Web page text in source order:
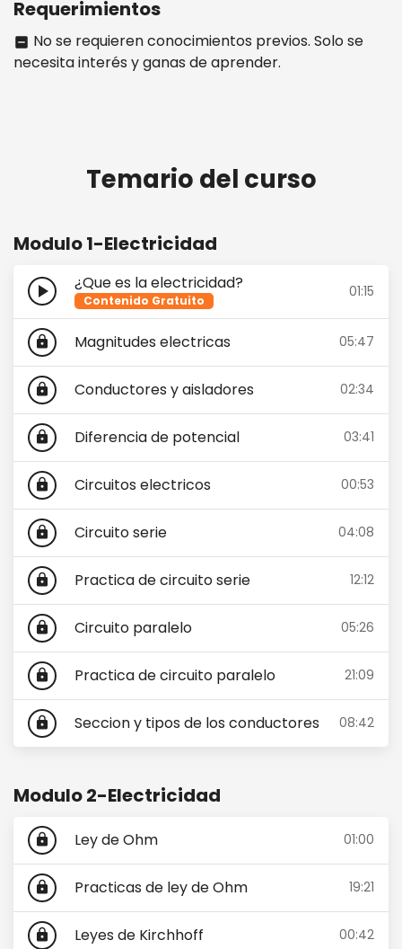
Requerimientos
indeterminate_check_box No se requieren conocimientos previos. Solo se
necesita interés y ganas de aprender.
Temario del curso
Modulo 1-Electricidad
play_arrow ¿Que es la electricidad?
Contenido Gratuito
01:15
lock Magnitudes electricas 05:47
lock Conductores y aisladores 02:34
lock Diferencia de potencial 03:41
lock Circuitos electricos 00:53
lock Circuito serie 04:08
lock Practica de circuito serie 12:12
lock Circuito paralelo 05:26
lock Practica de circuito paralelo 21:09
lock Seccion y tipos de los conductores 08:42
Modulo 2-Electricidad
lock Ley de Ohm 01:00
lock Practicas de ley de Ohm 19:21
lock Leyes de Kirchhoff 00:42